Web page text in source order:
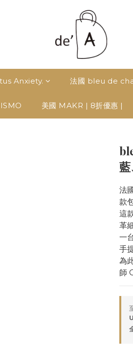
Anxiety. 法國 bleu de
美國 MAKR | 8折優惠 |
藍
法
款
這
革
一
手
為
師